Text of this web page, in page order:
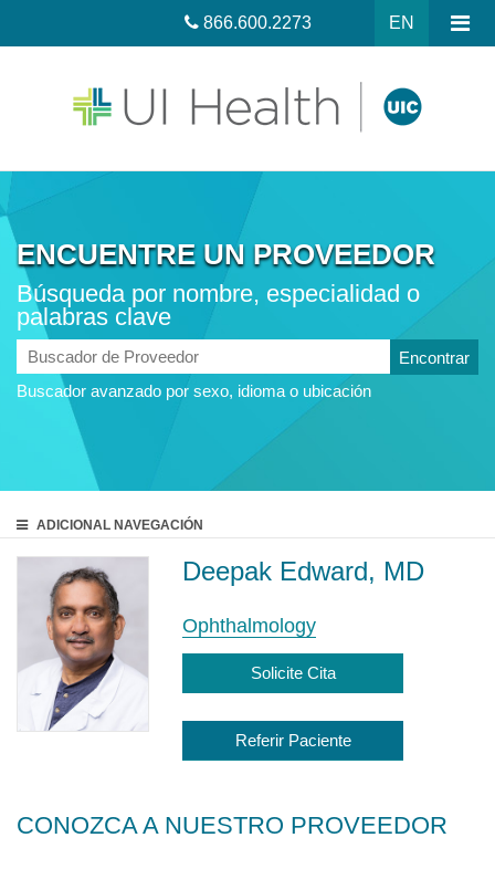
EN
866.600.2273
ENCUENTRE UN PROVEEDOR
Búsqueda por nombre, especialidad o
palabras clave
Buscador
de
Proveedor
Buscador avanzado por sexo, idioma o ubicación
ADICIONAL NAVEGACIÓN
Deepak Edward, MD
Ophthalmology
Solicite Cita
Referir Paciente
CONOZCA A NUESTRO PROVEEDOR